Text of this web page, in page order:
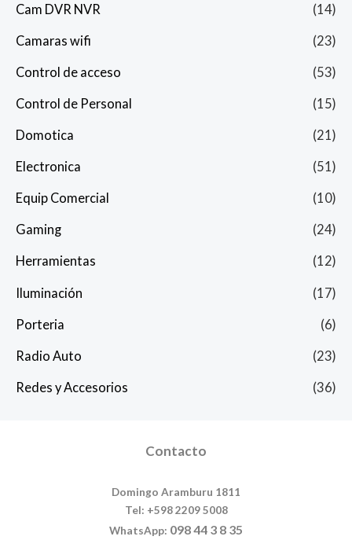
Cam DVR NVR (14)
Camaras wifi (23)
Control de acceso (53)
Control de Personal (15)
Domotica (21)
Electronica (51)
Equip Comercial (10)
Gaming (24)
Herramientas (12)
Iluminación (17)
Porteria (6)
Radio Auto (23)
Redes y Accesorios (36)
Contacto
Domingo Aramburu 1811
Tel: +598 2209 5008
WhatsApp: 098 44 3 8 35